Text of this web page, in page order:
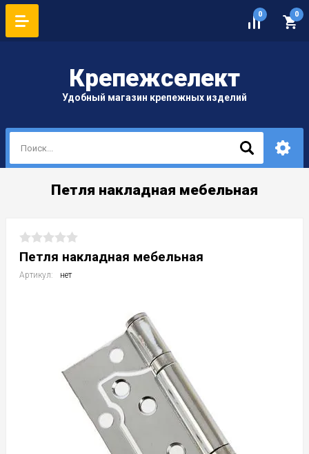
0 0
Крепежселект
Удобный магазин крепежных изделий
Петля накладная мебельная
Петля накладная мебельная
Артикул: нет